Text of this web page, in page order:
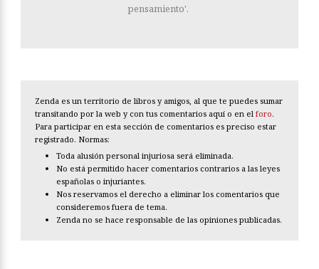
pensamiento'.
Zenda es un territorio de libros y amigos, al que te puedes sumar
transitando por la web y con tus comentarios aquí o en el foro.
Para participar en esta sección de comentarios es preciso estar
registrado. Normas:
Toda alusión personal injuriosa será eliminada.
No está permitido hacer comentarios contrarios a las leyes
españolas o injuriantes.
Nos reservamos el derecho a eliminar los comentarios que
consideremos fuera de tema.
Zenda no se hace responsable de las opiniones publicadas.